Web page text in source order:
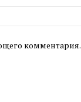
комментария.